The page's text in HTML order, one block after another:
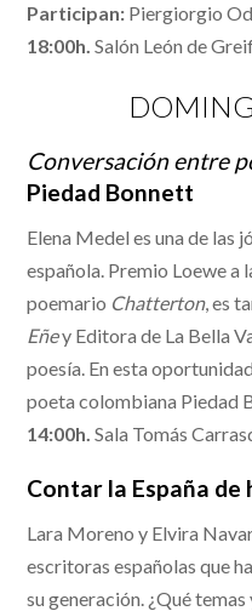
Participan: Piergiorgio
18:00h.Salón León de
Conversación entre
Piedad Bonnett
Elena Medel es una de las
española. Premio Loewe a
poemario Chatterton, es
Eñey Editora de La Bella
poesía. En esta
poeta colombiana Piedad
14:00h.Sala Tomás
Contar la España de
Lara Moreno y Elvira
escritoras españolas que
su generación. ¿Qué